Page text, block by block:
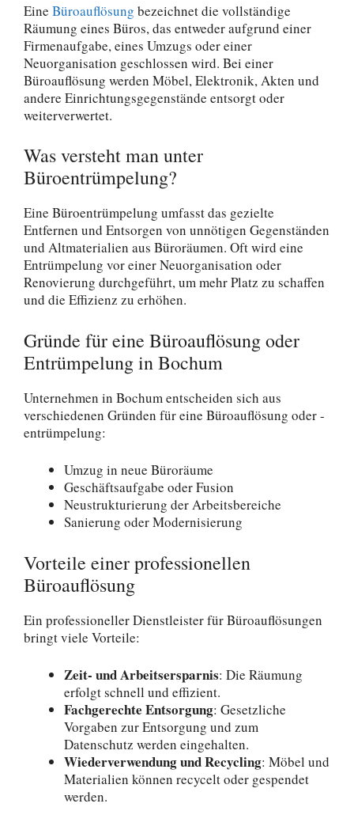
Eine Büroauflösung bezeichnet die vollständige
Räumung eines Büros, das entweder aufgrund einer
Firmenaufgabe, eines Umzugs oder einer
Neuorganisation geschlossen wird. Bei einer
Büroauflösung werden Möbel, Elektronik, Akten und
andere Einrichtungsgegenstände entsorgt oder
weiterverwertet.
Was versteht man unter
Büroentrümpelung?
Eine Büroentrümpelung umfasst das gezielte
Entfernen und Entsorgen von unnötigen Gegenständen
und Altmaterialien aus Büroräumen. Oft wird eine
Entrümpelung vor einer Neuorganisation oder
Renovierung durchgeführt, um mehr Platz zu schaffen
und die Effizienz zu erhöhen.
Gründe für eine Büroauflösung oder
Entrümpelung in Bochum
Unternehmen in Bochum entscheiden sich aus
verschiedenen Gründen für eine Büroauflösung oder -
entrümpelung:
Umzug in neue Büroräume
Geschäftsaufgabe oder Fusion
Neustrukturierung der Arbeitsbereiche
Sanierung oder Modernisierung
Vorteile einer professionellen
Büroauflösung
Ein professioneller Dienstleister für Büroauflösungen
bringt viele Vorteile:
Zeit- und Arbeitsersparnis: Die Räumung
erfolgt schnell und effizient.
Fachgerechte Entsorgung: Gesetzliche
Vorgaben zur Entsorgung und zum
Datenschutz werden eingehalten.
Wiederverwendung und Recycling: Möbel und
Materialien können recycelt oder gespendet
werden.